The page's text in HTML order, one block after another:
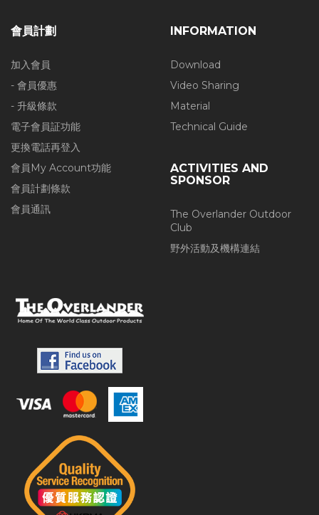
會員計劃
加入會員
- 會員優惠
- 升級條款
電子會員証功能
更換電話再登入
會員My Account功能
會員計劃條款
會員通訊
INFORMATION
Download
Video Sharing
Material
Technical Guide
ACTIVITIES AND
SPONSOR
The Overlander Outdoor
Club
野外活動及機構連結